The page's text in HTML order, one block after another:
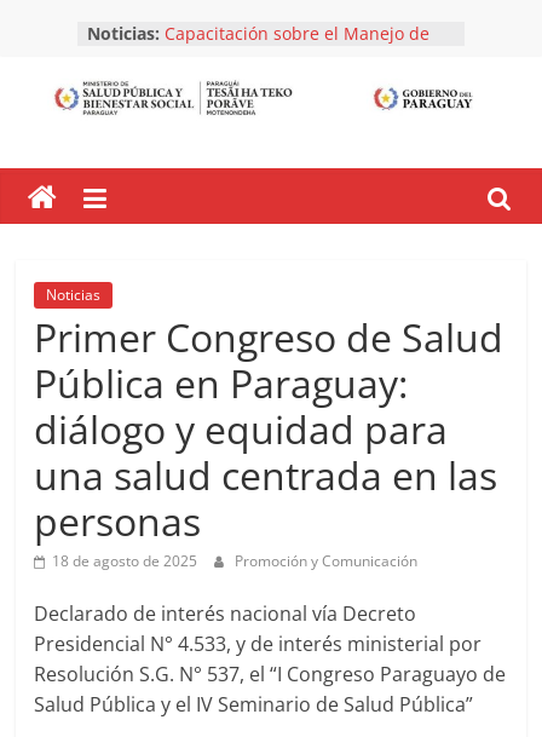
Noticias: Capacitación sobre el Manejo de
Establecimientos de Salud y Afines.
Inspección a Empresa Naviera.
Mes de Agosto 2026
Dirección
General
de
Salud
Ambiental
Noticias
Primer Congreso de Salud
Pública en Paraguay:
diálogo y equidad para
una salud centrada en las
personas
18 de agosto de 2025 Promoción y Comunicación
Declarado de interés nacional vía Decreto
Presidencial N° 4.533, y de interés ministerial por
Resolución S.G. N° 537, el “I Congreso Paraguayo de
Salud Pública y el IV Seminario de Salud Pública”